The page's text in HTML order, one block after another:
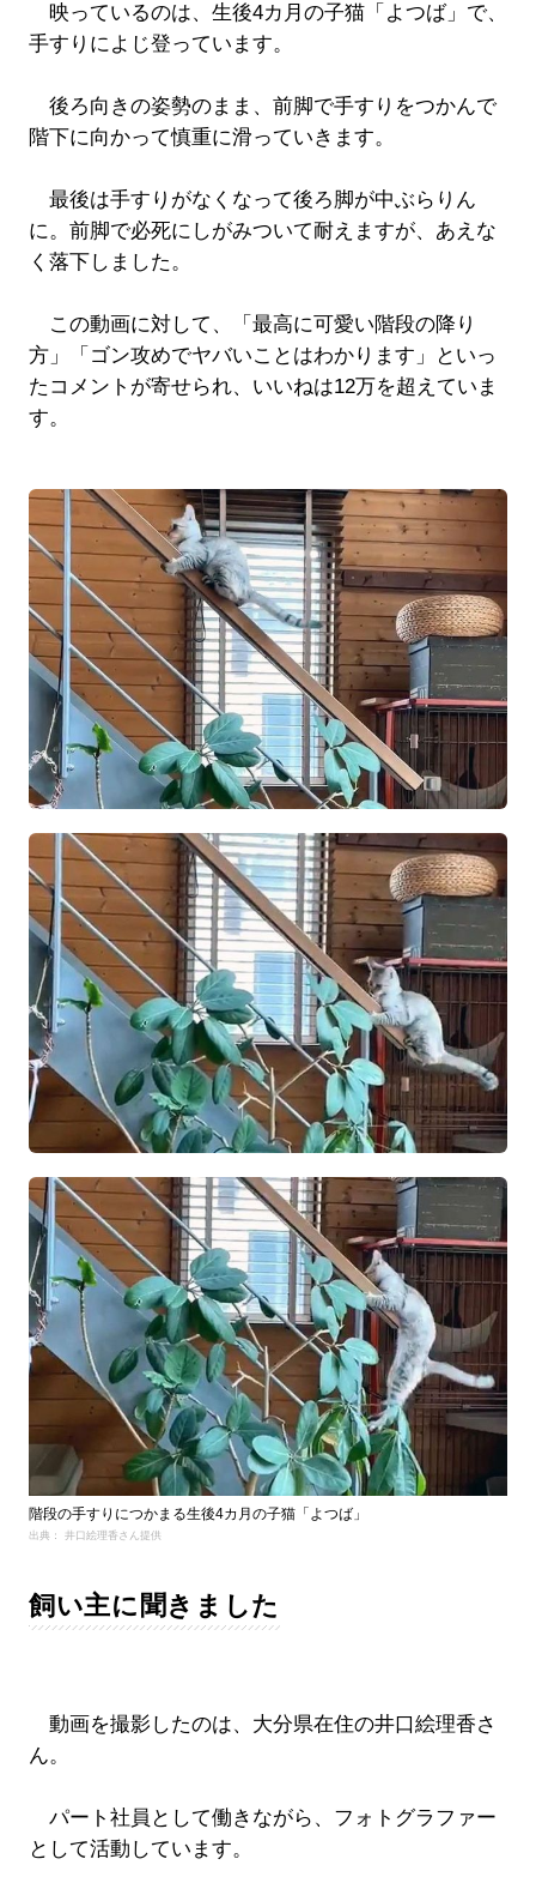
映っているのは、生後4カ月の子猫「よつば」で、
手すりによじ登っています。
後ろ向きの姿勢のまま、前脚で手すりをつかんで
階下に向かって慎重に滑っていきます。
最後は手すりがなくなって後ろ脚が中ぶらりん
に。前脚で必死にしがみついて耐えますが、あえな
く落下しました。
この動画に対して、「最高に可愛い階段の降り
方」「ゴン攻めでヤバいことはわかります」といっ
たコメントが寄せられ、いいねは12万を超えていま
す。
階段の手すりにつかまる生後4カ月の子猫「よつば」
出典： 井口絵理香さん提供
飼い主に聞きました
動画を撮影したのは、大分県在住の井口絵理香さ
ん。
パート社員として働きながら、フォトグラファー
として活動しています。